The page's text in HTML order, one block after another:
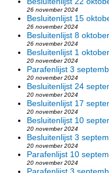
26 november 2024
Besluitenlijst 15
26 november 2024
Besluitenlijst 8
26 november 2024
Besluitenlijst 1
20 november 2024
Parafenlijst 3
20 november 2024
Besluitenlijst 24
20 november 2024
Besluitenlijst 17
20 november 2024
Besluitenlijst 10
20 november 2024
Besluitenlijst 3
20 november 2024
Parafenlijst 10
20 november 2024